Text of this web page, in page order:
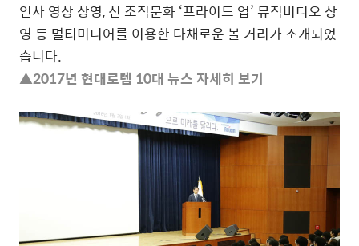
인사 영상 상영, 신 조직문화 ‘프라이드 업’ 뮤직비디오 상
영 등 멀티미디어를 이용한 다채로운 볼 거리가 소개되었
습니다.
▲2017년 현대로템 10대 뉴스 자세히 보기